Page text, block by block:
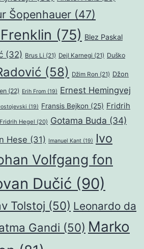
Šopenhauer (47)
(75) Blez Paskal
(32) Brus Li (21) Dejl Karnegi (21) Duško
(58) Džim Ron (21) Džon
(22) Erih From (19) Ernest Hemingvej
(19) Fransis Bejkon (25) Fridrih
Hegel (20) Gotama Buda (34)
Hese (31) Imanuel Kant (19)
Ivo
Volfgang fon
Dučić (90)
Tolstoj (50) Leonardo da
Gandi (50) Marko